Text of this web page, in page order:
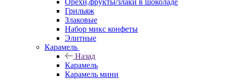
Орехи,фрукты/злаки в шоколаде
Грильяж
Злаковые
Набор микс конфеты
Элитные
Карамель
Назад
Карамель
Карамель мини